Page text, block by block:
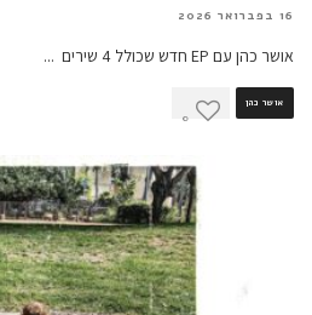
16 בפברואר 2026
אושר כהן עם EP חדש שכולל 4 שירים ...
אושר כהן
0